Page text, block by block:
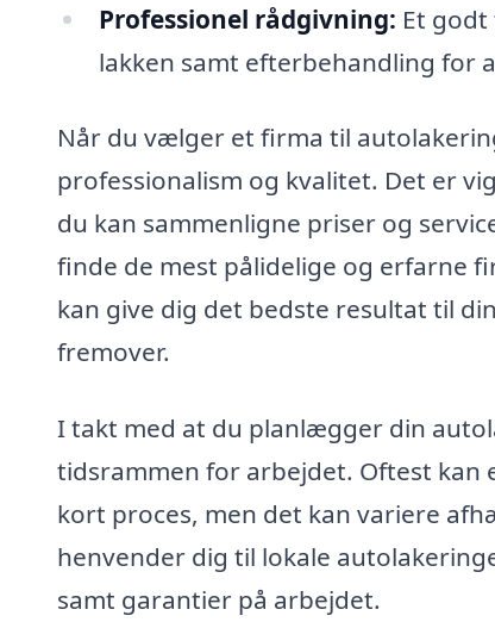
Professionel rådgivning: Et
lakken samt efterbehandling for
Når du vælger et firma til
professionalism og kvalitet. Det er
du kan sammenligne priser og
finde de mest pålidelige og erfarne
kan give dig det bedste resultat til
fremover.
I takt med at du planlægger din
tidsrammen for arbejdet. Oftest kan
kort proces, men det kan variere
henvender dig til lokale
samt garantier på arbejdet.